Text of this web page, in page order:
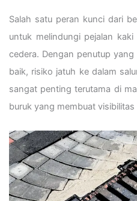
Salah satu peran kunci dari
untuk melindungi pejalan
cedera. Dengan penutup
baik, risiko jatuh ke dalam
sangat penting terutama di
buruk yang membuat visibilitas